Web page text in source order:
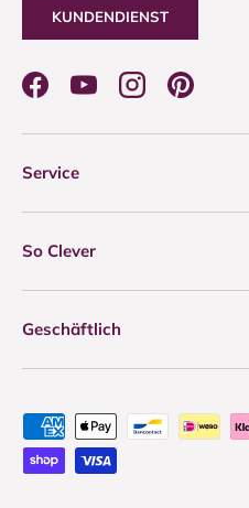
KUNDENDIENST
FacebookYouTubeInstagramPinterest
Service
So Clever
Geschäftlich
Zahlungsmethoden